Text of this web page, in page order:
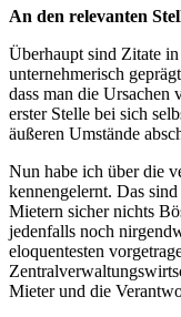
An den relevanten
Überhaupt sind Zitate
unternehmerisch
dass man die Ursachen
erster Stelle bei sich
äußeren Umstände
Nun habe ich über die
kennengelernt. Das
Mietern sicher nichts
jedenfalls noch
eloquentesten
Mieter und die